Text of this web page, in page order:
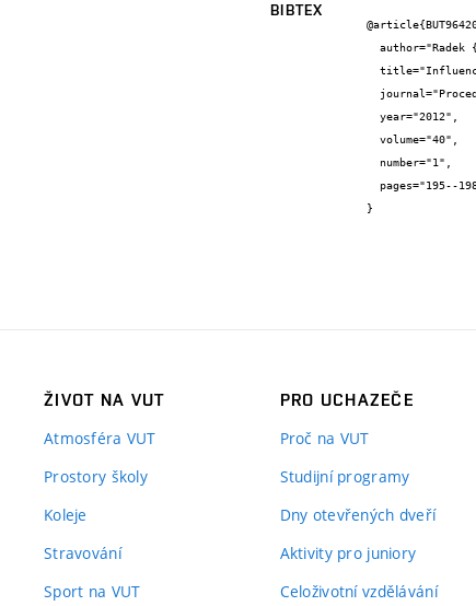
BIBTEX
}
ŽIVOT NA VUT
Atmosféra VUT
Prostory školy
Koleje
Stravování
Sport na VUT
PRO UCHAZEČE
Proč na VUT
Studijní programy
Dny otevřených dveří
Aktivity pro juniory
Celoživotní vzdělávání